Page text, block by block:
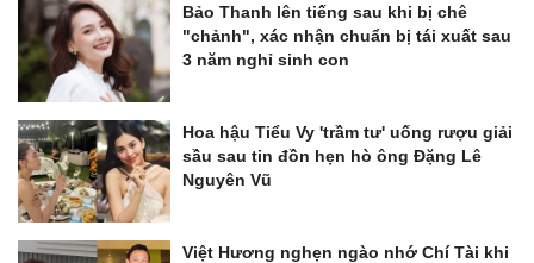
Bảo Thanh lên tiếng sau khi bị chê
"chảnh", xác nhận chuẩn bị tái xuất sau
3 năm nghỉ sinh con
Hoa hậu Tiểu Vy 'trầm tư' uống rượu giải
sầu sau tin đồn hẹn hò ông Đặng Lê
Nguyên Vũ
Việt Hương nghẹn ngào nhớ Chí Tài khi